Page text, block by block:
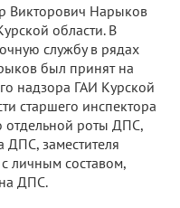
Викторович Нарыков
области. В
службу в рядах
был принят на
надзора ГАИ Курской
старшего инспектора
отдельной роты ДПС,
ДПС, заместителя
личным составом,
ДПС.